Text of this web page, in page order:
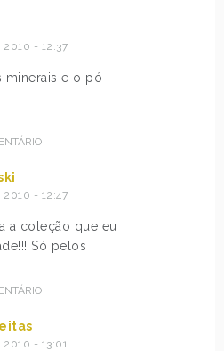
2010 - 12:37
minerais e o pó
2010 - 12:47
a coleção que eu
Só pelos
2010 - 13:01